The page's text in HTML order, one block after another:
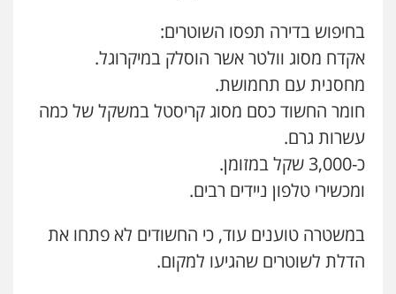
עו"ד אסף גונן
פלילי פשע חמור
וחקירות
0542255161
גל דהן – משרד עורך דין פלילי
פלילי פשיעה חמורה
וחקירות
עו"ד ראוף נג'אר
בחיפוש בדירה תפסו השוטרים:
אקדח מסוג וולטר אשר הוסלק במיקרוגל.
מחסנית עם תחמושת.
חומר החשוד כסם מסוג קריסטל במשקל של כמה
עשרות גרם.
כ-3,000 שקל במזומן.
ומכשירי טלפון ניידים רבים.
במשטרה טוענים עוד, כי החשודים לא פתחו את
הדלת לשוטרים שהגיעו למקום.